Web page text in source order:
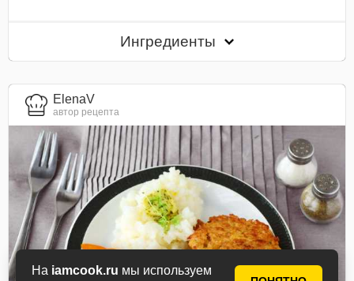
На iamcook.ru мы используем
Ингредиенты
ElenaV
автор рецепта